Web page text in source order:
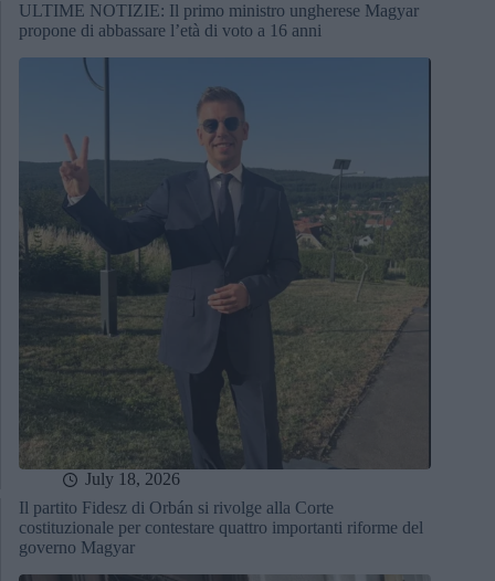
ULTIME NOTIZIE: Il primo ministro ungherese Magyar
propone di abbassare l’età di voto a 16 anni
July 18, 2026
Il partito Fidesz di Orbán si rivolge alla Corte
costituzionale per contestare quattro importanti riforme del
governo Magyar